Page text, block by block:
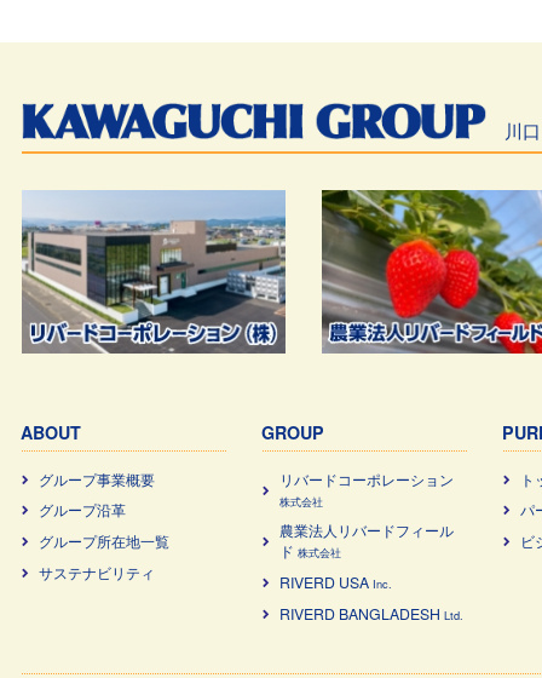
川
ABOUT
グループ事業概要
グループ沿革
グループ所在地一覧
サステナビリティ
GROUP
リバードコーポレーション
株式会社
農業法⼈リバードフィール
ド 株式会社
RIVERD USA Inc.
RIVERD BANGLADESH Ltd.
パ
ビ